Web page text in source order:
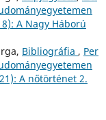
A Nagy Háború
Bibliográfia , Per
A nőtörténet 2.